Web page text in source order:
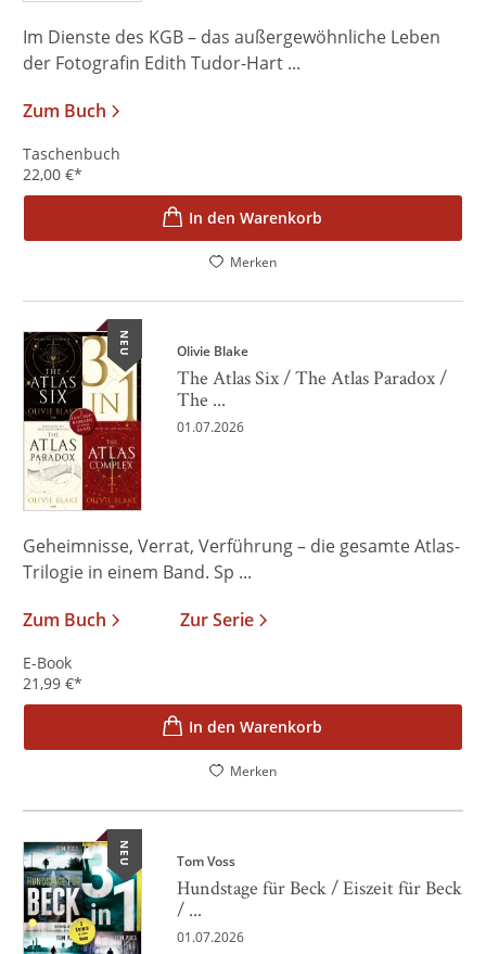
Im Dienste des KGB – das außergewöhnliche Leben
der Fotografin Edith Tudor-Hart ...
Zum Buch
Taschenbuch
22,00 €*
In den Warenkorb
Merken
NEU Olivie Blake
The Atlas Six / The Atlas Paradox /
The ...
01.07.2026
Geheimnisse, Verrat, Verführung – die gesamte Atlas-
Trilogie in einem Band. Sp ...
Zum Buch
Zur Serie
E-Book
21,99 €*
In den Warenkorb
Merken
NEU Tom Voss
Hundstage für Beck / Eiszeit für Beck
/ ...
01.07.2026